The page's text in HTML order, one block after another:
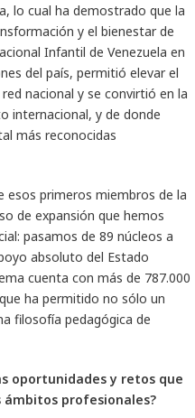
lo cual ha demostrado que la
y el bienestar de
Infantil de Venezuela en
del país, permitió elevar el
nacional y se convirtió en la
internacional, y de donde
más reconocidas
esos primeros miembros de la
de expansión que hemos
pasamos de 89 núcleos a
absoluto del Estado
cuenta con más de 787.000
ha permitido no sólo un
filosofía pedagógica de
oportunidades y retos que
ámbitos profesionales?